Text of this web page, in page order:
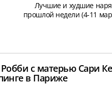
Лучшие и худшие
прошлой недели (4-11
с матерью Сари
в Париже